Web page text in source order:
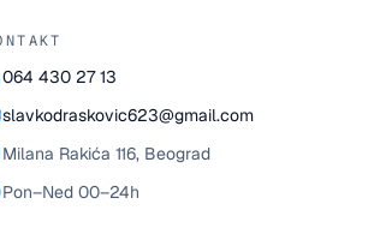
064 430 27 13
slavkodraskovic623@gmail.com
Milana Rakića 116, Beograd
Pon–Ned 00–24h